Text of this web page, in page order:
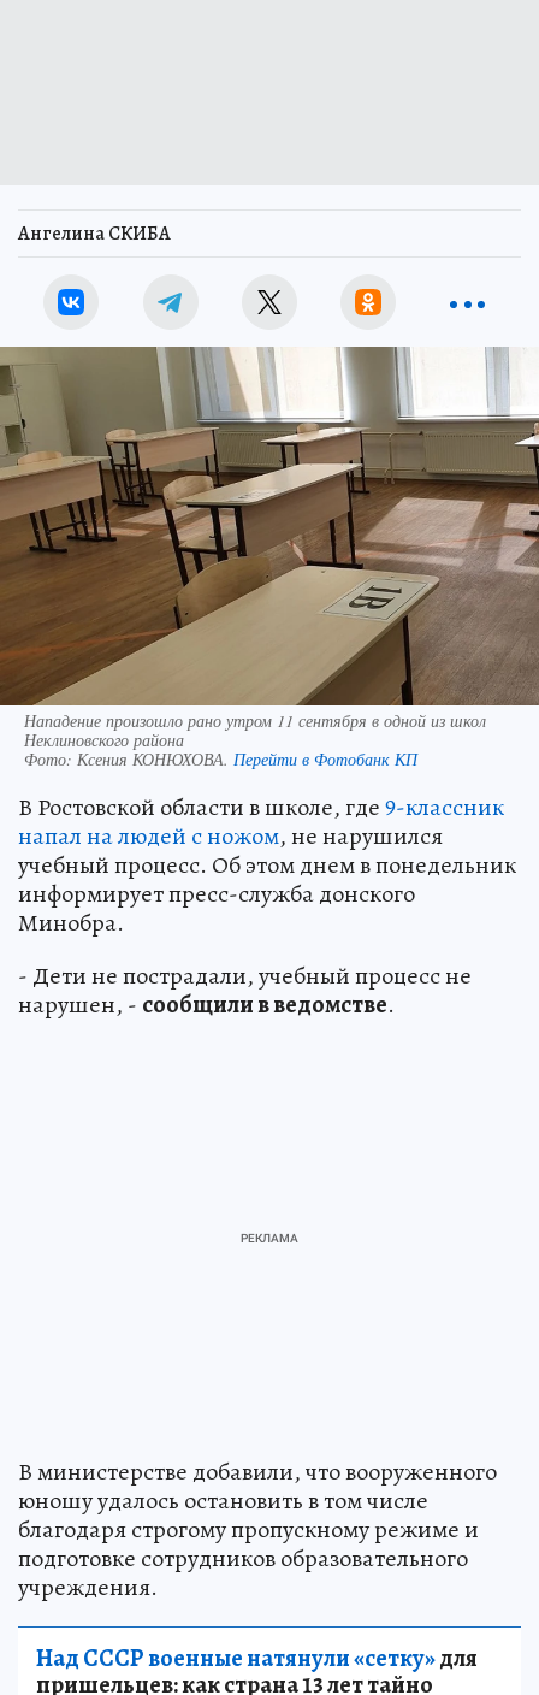
Ангелина СКИБА
Нападение произошло рано утром 11 сентября в одной из школ
Неклиновского района
Фото: Ксения КОНЮХОВА. Перейти в Фотобанк КП
В Ростовской области в школе, где9-классник
напал на людей с ножом, не нарушился
учебный процесс. Об этом днем в понедельник
информирует пресс-служба донского
Минобра.
- Дети не пострадали, учебный процесс не
нарушен, - сообщили в ведомстве.
В министерстве добавили, что вооруженного
юношу удалось остановить в том числе
благодаря строгому пропускному режиме и
подготовке сотрудников образовательного
учреждения.
Над СССР военные натянули «сетку»для
пришельцев: как страна 13 лет тайно